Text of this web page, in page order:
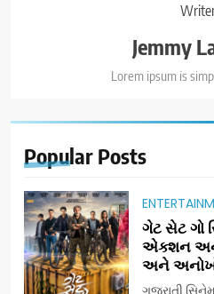
Jemmy
Lorem ipsum is
Popular Posts
ગેટ સેટ ગો
એક્શન અને
અને
ગુજરાતી